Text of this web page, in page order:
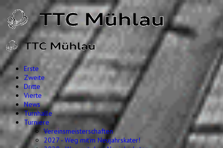
Erste
Zweite
Dritte
Vierte
News
Turnhalle
Turniere
Vereinsmeisterschaften
2027 - Weg mit'm Neujahrskater!